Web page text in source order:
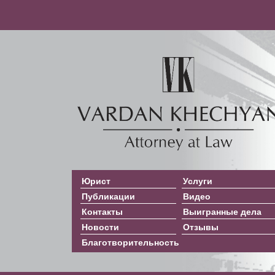
Юрист
Услуги
Публикации
Видео
Контакты
Выигранные дела
Новости
Отзывы
Благотворительность